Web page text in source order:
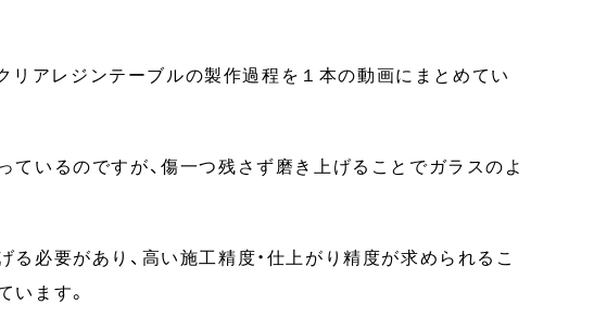
アレジンテーブルの製作過程を１本の動画にまとめてい
いるのですが、傷一つ残さず磨き上げることでガラスのよ
必要があり、高い施工精度・仕上がり精度が求められるこ
ます。